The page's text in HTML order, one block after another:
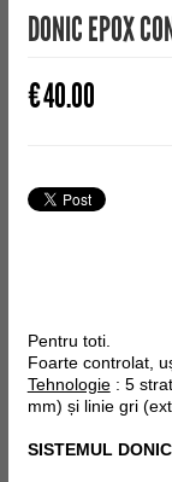
DONIC EPOX
€40.00
Pentru toti.
Foarte controlat,
Tehnologie: 5
mm) și linie gri
SISTEMUL